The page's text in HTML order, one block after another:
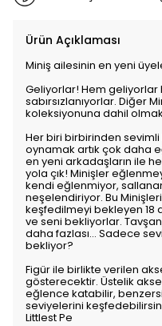
Ürün Açıklaması
Miniş ailesinin en yeni
Geliyorlar! Hem geliyorlar
sabırsızlanıyorlar. Diğer
koleksiyonuna dahil
Her biri birbirinden
oynamak artık çok daha
en yeni arkadaşların ile
yola çık! Minişler
kendi eğlenmiyor,
neşelendiriyor. Bu
keşfedilmeyi bekleyen 18
ve seni bekliyorlar.
daha fazlası… Sadece
bekliyor?
Figür ile birlikte verilen
gösterecektir. Üstelik
eğlence katabilir,
seviyelerini
Littlest Pe